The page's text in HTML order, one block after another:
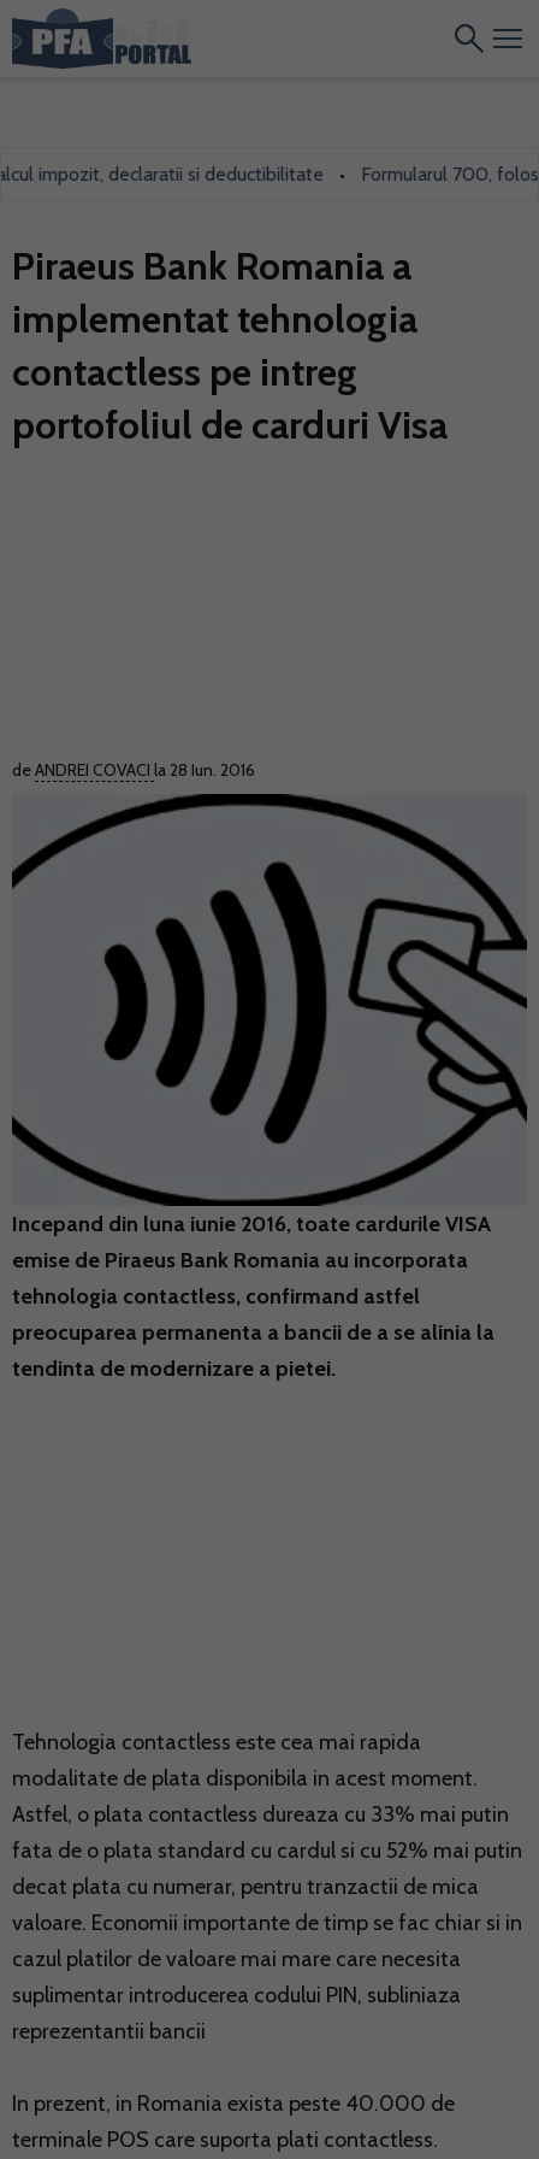
impozit, declaratii si deductibilitate • Formularul 700, folosit
Piraeus Bank Romania a
implementat tehnologia
contactless pe intreg
portofoliul de carduri Visa
deANDREI COVACI la 28 Iun. 2016
Incepand din luna iunie 2016, toate cardurile VISA
emise de Piraeus Bank Romania au incorporata
tehnologia contactless, confirmand astfel
preocuparea permanenta a bancii de a se alinia la
tendinta de modernizare a pietei.
Tehnologia contactless este cea mai rapida
modalitate de plata disponibila in acest moment.
Astfel, o plata contactless dureaza cu 33% mai putin
fata de o plata standard cu cardul si cu 52% mai putin
decat plata cu numerar, pentru tranzactii de mica
valoare. Economii importante de timp se fac chiar si in
cazul platilor de valoare mai mare care necesita
suplimentar introducerea codului PIN, subliniaza
reprezentantii bancii
In prezent, in Romania exista peste 40.000 de
terminale POS care suporta plati contactless.